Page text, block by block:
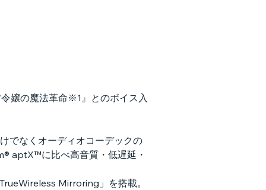
嬢の魔法革命※1』とのボイス入
でなくオーディオコーデックの
aptX™に比べ高音質・低遅延・
Mirroring」を搭載。